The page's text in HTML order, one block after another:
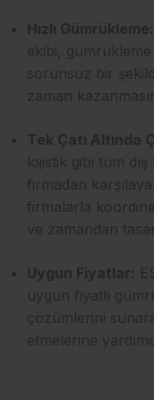
Hızlı Gümrükleme:
ekibi,
sorunsuz bir
zaman
Tek Çatı Altında
lojistik gibi tüm
firmadan
firmalarla koordine
ve zamandan
Uygun Fiyatlar:
uygun fiyatlı
çözümlerini
etmelerine